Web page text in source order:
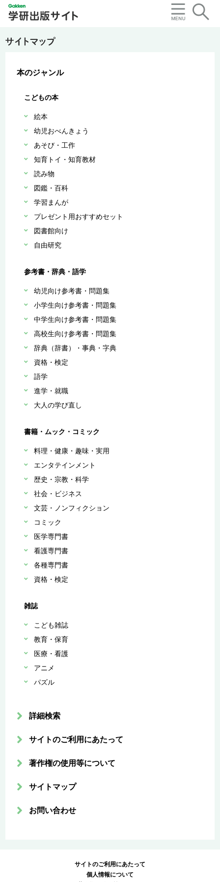
本のジャンル
こどもの本
絵本
幼児おべんきょう
あそび・工作
知育トイ・知育教材
読み物
図鑑・百科
学習まんが
プレゼント用おすすめセット
図書館向け
自由研究
参考書・辞典・語学
幼児向け参考書・問題集
小学生向け参考書・問題集
中学生向け参考書・問題集
高校生向け参考書・問題集
辞典（辞書）・事典・字典
資格・検定
語学
進学・就職
大人の学び直し
書籍・ムック・コミック
料理・健康・趣味・実用
エンタテインメント
歴史・宗教・科学
社会・ビジネス
文芸・ノンフィクション
コミック
医学専門書
看護専門書
各種専門書
資格・検定
雑誌
こども雑誌
教育・保育
医療・看護
アニメ
パズル
詳細検索
サイトのご利用にあたって
著作権の使用等について
サイトマップ
お問い合わせ
サイトのご利用にあたって
個人情報について